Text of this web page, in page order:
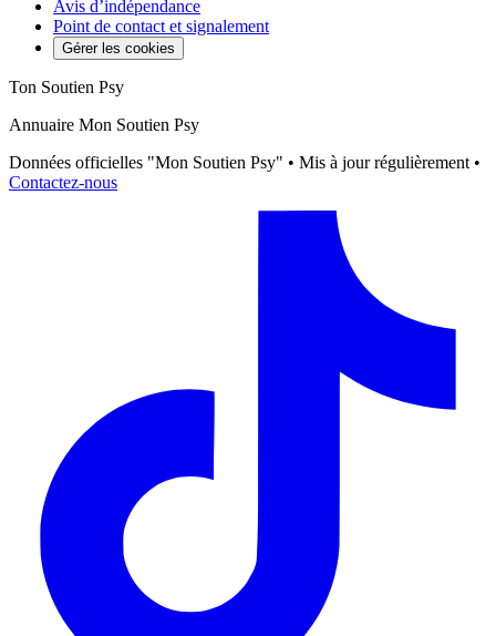
Avis d’indépendance
Point de contact et signalement
Gérer les cookies
Ton Soutien Psy
Annuaire Mon Soutien Psy
Données officielles "Mon Soutien Psy" • Mis à jour régulièrement •
Contactez-nous